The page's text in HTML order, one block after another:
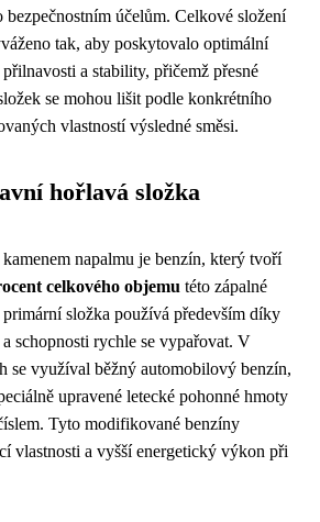
účelům. Celkové složení
tak, aby poskytovalo optimální
a stability, přičemž přesné
se mohou lišit podle konkrétního
vlastností výsledné směsi.
hořlavá složka
napalmu je benzín, který tvoří
celkového objemu této zápalné
složka používá především díky
schopnosti rychle se vypařovat. V
se využíval běžný automobilový benzín,
upravené letecké pohonné hmoty
Tyto modifikované benzíny
vlastnosti a vyšší energetický výkon při